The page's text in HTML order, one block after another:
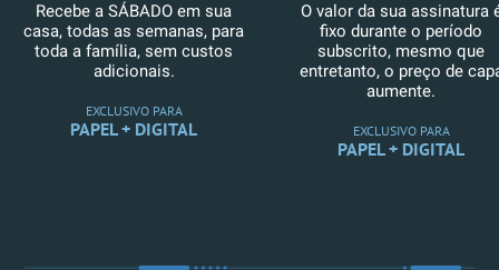
Recebe a SÁBADO em sua
casa, todas as semanas, para
toda a família, sem custos
adicionais.
EXCLUSIVO PARA
PAPEL + DIGITAL
O valor da sua assinatura
fixo durante o período
subscrito, mesmo que
entretanto, o preço de
aumente.
EXCLUSIVO PARA
PAPEL + DIGITAL